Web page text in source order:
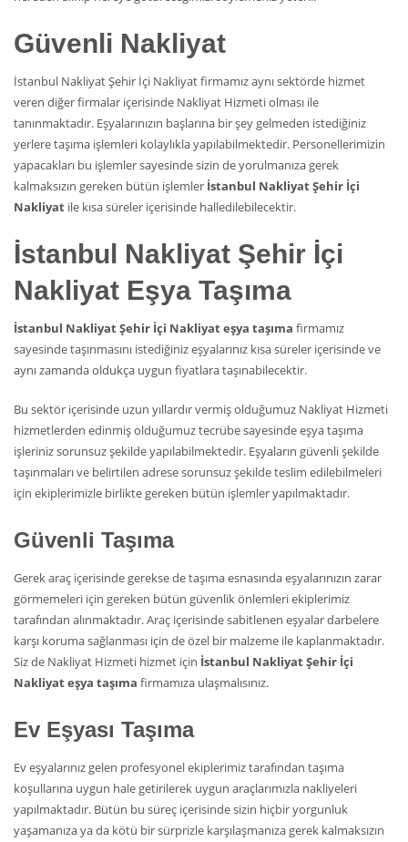
Güvenli Nakliyat
İstanbul Nakliyat Şehir İçi Nakliyat firmamız aynı sektörde hizmet
veren diğer firmalar içerisinde Nakliyat Hizmeti olması ile
tanınmaktadır. Eşyalarınızın başlarına bir şey gelmeden istediğiniz
yerlere taşıma işlemleri kolaylıkla yapılabilmektedir. Personellerimizin
yapacakları bu işlemler sayesinde sizin de yorulmanıza gerek
kalmaksızın gereken bütün işlemler İstanbul Nakliyat Şehir İçi
Nakliyat ile kısa süreler içerisinde halledilebilecektir.
İstanbul Nakliyat Şehir İçi
Nakliyat Eşya Taşıma
İstanbul Nakliyat Şehir İçi Nakliyat eşya taşıma firmamız
sayesinde taşınmasını istediğiniz eşyalarınız kısa süreler içerisinde ve
aynı zamanda oldukça uygun fiyatlara taşınabilecektir.
Bu sektör içerisinde uzun yıllardır vermiş olduğumuz Nakliyat Hizmeti
hizmetlerden edinmiş olduğumuz tecrübe sayesinde eşya taşıma
işleriniz sorunsuz şekilde yapılabilmektedir. Eşyaların güvenli şekilde
taşınmaları ve belirtilen adrese sorunsuz şekilde teslim edilebilmeleri
için ekiplerimizle birlikte gereken bütün işlemler yapılmaktadır.
Güvenli Taşıma
Gerek araç içerisinde gerekse de taşıma esnasında eşyalarınızın zarar
görmemeleri için gereken bütün güvenlik önlemleri ekiplerimiz
tarafından alınmaktadır. Araç içerisinde sabitlenen eşyalar darbelere
karşı koruma sağlanması için de özel bir malzeme ile kaplanmaktadır.
Siz de Nakliyat Hizmeti hizmet için İstanbul Nakliyat Şehir İçi
Nakliyat eşya taşıma firmamıza ulaşmalısınız.
Ev Eşyası Taşıma
Ev eşyalarınız gelen profesyonel ekiplerimiz tarafından taşıma
koşullarına uygun hale getirilerek uygun araçlarımızla nakliyeleri
yapılmaktadır. Bütün bu süreç içerisinde sizin hiçbir yorgunluk
yaşamanıza ya da kötü bir sürprizle karşılaşmanıza gerek kalmaksızın